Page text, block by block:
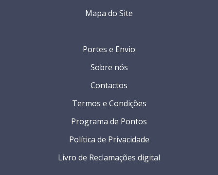
Portes e Envio
Sobre nós
Contactos
Termos e Condições
Programa de Pontos
Política de Privacidade
Livro de Reclamações digital
Mapa do Site